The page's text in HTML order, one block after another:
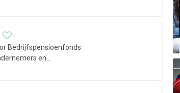
merk van PFZW in- en
Bedrijfspensioenfonds
en